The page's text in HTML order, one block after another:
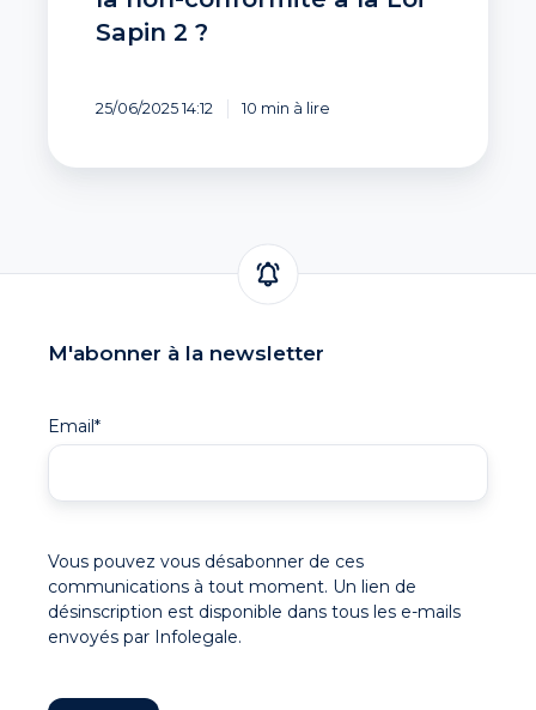
Sapin 2 ?
25/06/2025 14:12 10 min à lire
M'abonner à la newsletter
Email*
Vous pouvez vous désabonner de ces
communications à tout moment. Un lien de
désinscription est disponible dans tous les e-mails
envoyés par Infolegale.